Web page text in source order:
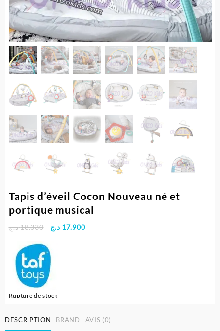
Tapis d’éveil Cocon Nouveau né et
portique musical
18.330 د.ج
Le
était :
17.900 د.ج
Le
Rupture de stock
DESCRIPTION BRAND AVIS (0)